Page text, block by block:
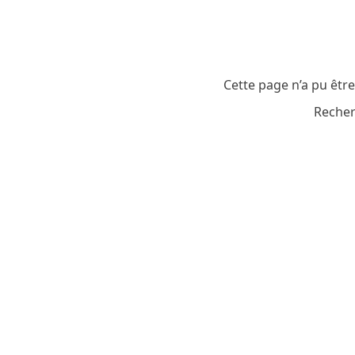
Cette page n’a pu